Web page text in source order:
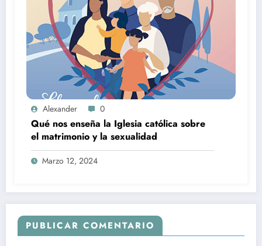
Alexander 0
Qué nos enseña la Iglesia católica sobre
el matrimonio y la sexualidad
Marzo 12, 2024
PUBLICAR COMENTARIO